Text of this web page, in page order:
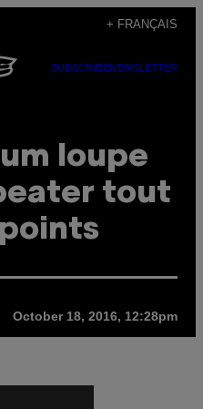
+ FRANÇAIS
SUBSCRIBENEWSLETTER
loupe
tout
October 18, 2016, 12:28pm